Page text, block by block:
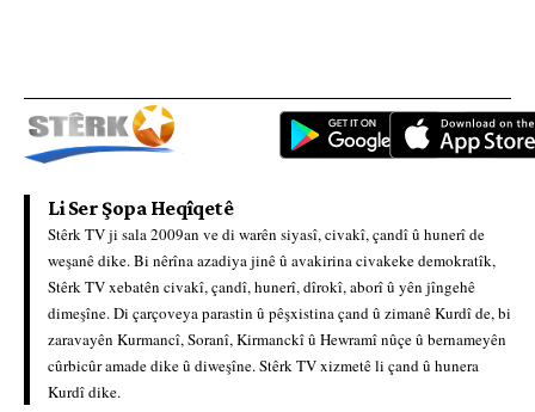
Li Ser Şopa Heqîqetê
Stêrk TV ji sala 2009an ve di warên siyasî, civakî, çandî û hunerî de
weşanê dike. Bi nêrîna azadiya jinê û avakirina civakeke demokratîk,
Stêrk TV xebatên civakî, çandî, hunerî, dîrokî, aborî û yên jîngehê
dimeşîne. Di çarçoveya parastin û pêşxistina çand û zimanê Kurdî de, bi
zaravayên Kurmancî, Soranî, Kirmanckî û Hewramî nûçe û bernameyên
cûrbicûr amade dike û diweşîne. Stêrk TV xizmetê li çand û hunera
Kurdî dike.